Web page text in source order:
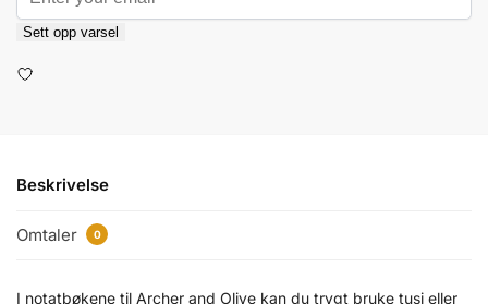
Sett opp varsel
Beskrivelse
Omtaler 0
I notatbøkene til Archer and Olive kan du trygt bruke tusj eller